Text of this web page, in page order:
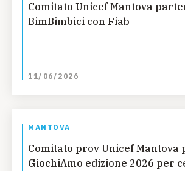
Comitato Unicef Mantova
BimBimbici con Fiab
11/06/2026
MANTOVA
Comitato prov Unicef Mantova
GiochiAmo edizione 2026 per